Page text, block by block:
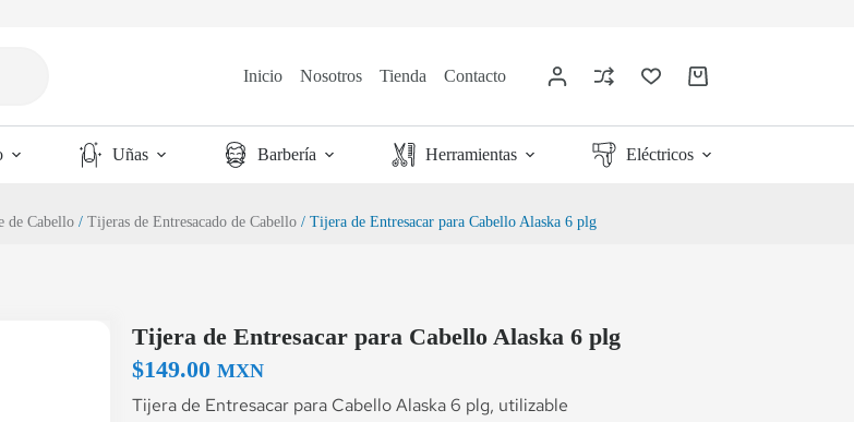
Inicio Nosotros Tienda Contacto
Uñas Barbería Herramientas Eléctricos
de Cabello /Tijeras de Entresacado de Cabello / Tijera de Entresacar para Cabello Alaska 6 plg
Tijera de Entresacar para Cabello Alaska 6 plg
$149.00 MXN
Tijera de Entresacar para Cabello Alaska 6 plg, utilizable